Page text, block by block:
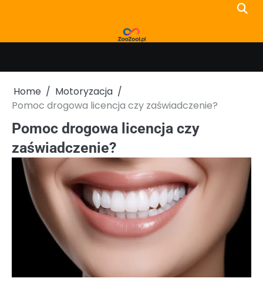
Home
Motoryzacja
Pomoc drogowa licencja czy zaświadczenie?
Pomoc drogowa licencja czy
zaświadczenie?